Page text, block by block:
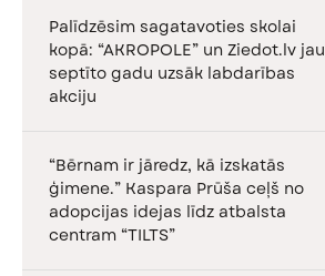
Palīdzēsim sagatavoties skolai
kopā: “AKROPOLE” un Ziedot.lv jau
septīto gadu uzsāk labdarības
akciju
“Bērnam ir jāredz, kā izskatās
ģimene.” Kaspara Prūša ceļš no
adopcijas idejas līdz atbalsta
centram “TILTS”